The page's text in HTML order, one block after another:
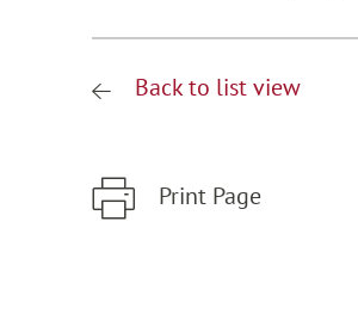
Back to list view
Print Page